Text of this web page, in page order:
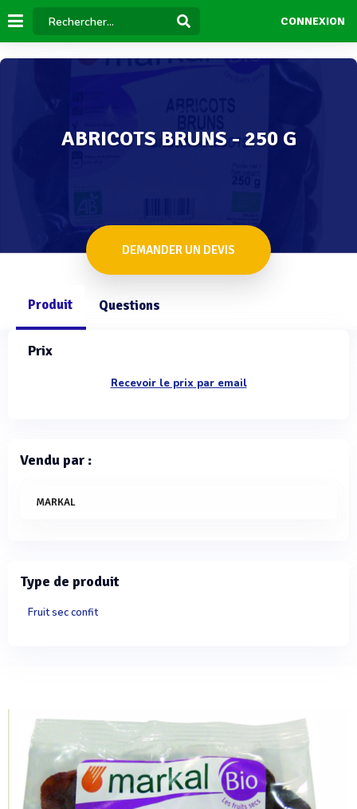
CONNEXION
ABRICOTS BRUNS - 250 G
DEMANDER UN DEVIS
Produit Questions
Prix
Recevoir le prix par email
Vendu par :
MARKAL
Type de produit
Fruit sec confit